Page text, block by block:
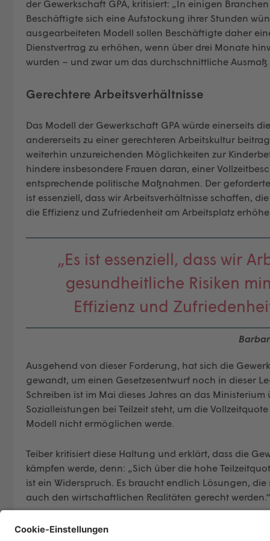
der Gewerkschaft GPA, kritisiert: „In einigen
Beschäftigte sich eine Aufstockung ihrer Stunden
ausgearbeiteten Modell sollen Beschäftigte daher
Dienstvertrag zu erhöhen, wenn über drei Monate
wurden – und zwar um das durchschnittliche
Gerechtere Arbeitsverhältnisse
Das Modell der Gewerkschaft GPA würde einerseits
andererseits zu einer gerechteren Arbeitskultur
weiterhin unzureichenden Möglichkeiten zur
hindere insbesondere Frauen daran, einer
entsprechende politische Maßnahmen. Der
ist essenziell, dass wir Arbeitsverhältnisse schaffen,
die Effizienz und Zufriedenheit am Arbeitsplatz
„Es ist essenziell, dass wir
gesundheitliche Risiken
Effizienz und
Ausgehend von dieser Forderung, hat sich die
gewandt, um einen Gesetzesentwurf noch in dieser
Schreiben ist im Mai dieses Jahres an das
Sozialleistungen bei Teilzeit steht, um die
Modell nicht ermöglichen werde.
Teiber kritisiert diese Haltung und erklärt, dass die
kämpfen werde, denn: „Sich über die hohe
ist ein Widerspruch. Es braucht endlich Lösungen,
auch den wirtschaftlichen Realitäten gerecht werden.“
Arbeitszeit Recht